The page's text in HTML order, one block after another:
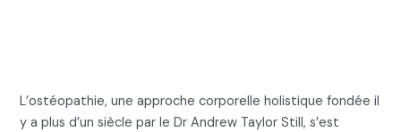
L’ostéopathie, une approche corporelle holistique fondée il
y a plus d’un siècle par le Dr Andrew Taylor Still, s’est